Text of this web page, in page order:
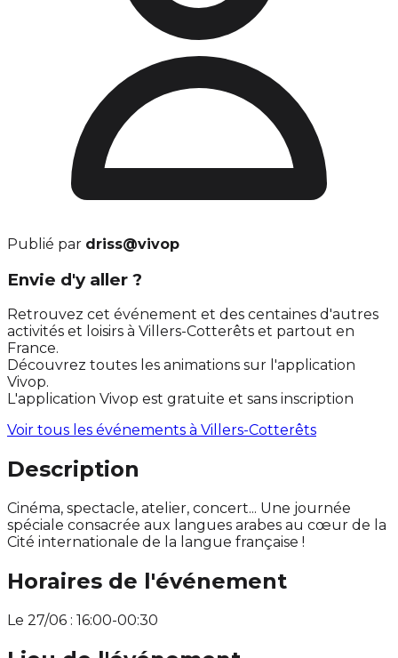
Publié par driss@vivop
Envie d'y aller ?
Retrouvez cet événement et des centaines d'autres
activités et loisirs à Villers-Cotterêts et partout en
France.
Découvrez toutes les animations sur l'application
Vivop.
L'application Vivop est gratuite et sans inscription
Voir tous les événements à Villers-Cotterêts
Description
Cinéma, spectacle, atelier, concert... Une journée
spéciale consacrée aux langues arabes au cœur de la
Cité internationale de la langue française !
Horaires de l'événement
Le 27/06 : 16:00-00:30